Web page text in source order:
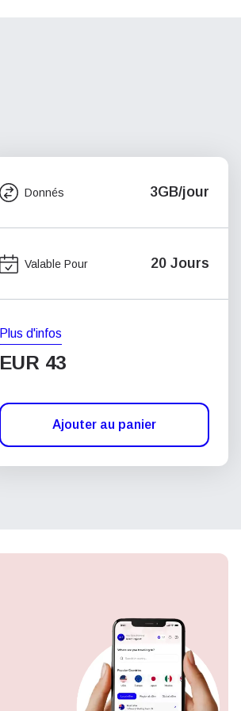
Donnés 3GB/jour
Valable Pour 20 Jours
Plus d'infos
EUR 43
Ajouter au panier